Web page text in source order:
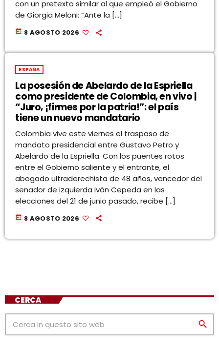
con un pretexto similar al que empleó el Gobierno
de Giorgia Meloni: “Ante la […]
today 8 AGOSTO 2026
ESPAÑA
La posesión de Abelardo de la Espriella
como presidente de Colombia, en vivo |
“Juro, ¡firmes por la patria!”: el país
tiene un nuevo mandatario
Colombia vive este viernes el traspaso de
mandato presidencial entre Gustavo Petro y
Abelardo de la Espriella. Con los puentes rotos
entre el Gobierno saliente y el entrante, el
abogado ultraderechista de 48 años, vencedor del
senador de izquierda Iván Cepeda en las
elecciones del 21 de junio pasado, recibe […]
today 8 AGOSTO 2026
CERCA
search